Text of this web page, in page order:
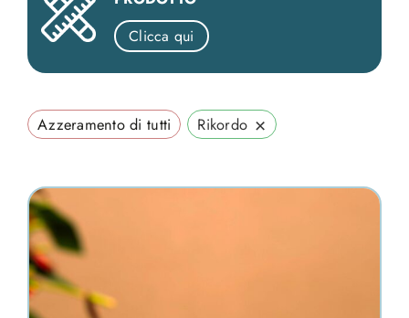
Clicca qui
Azzeramento di tutti Rikordo ×